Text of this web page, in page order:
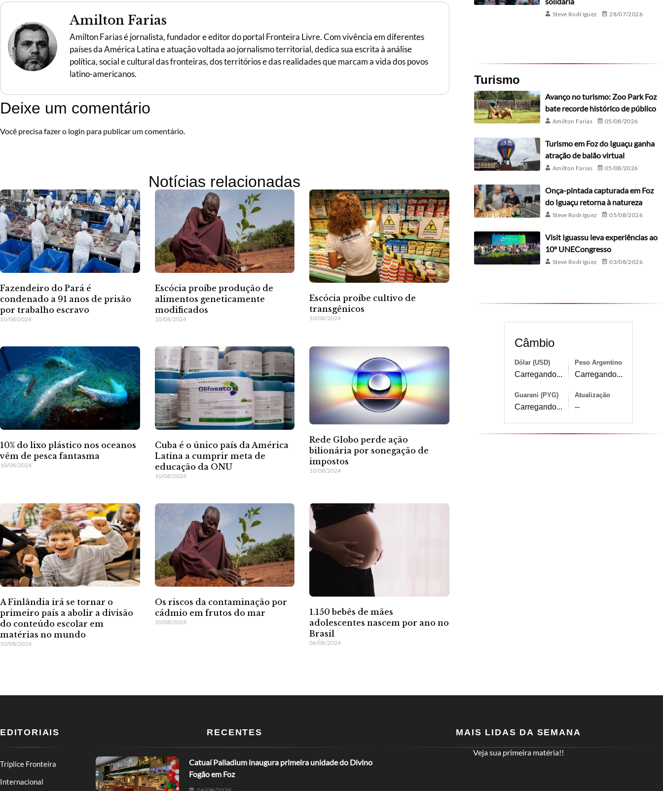
Amilton Farias
Amilton Farias é jornalista, fundador e editor do portal Fronteira Livre. Com vivência em diferentes
países da América Latina e atuação voltada ao jornalismo territorial, dedica sua escrita à análise
política, social e cultural das fronteiras, dos territórios e das realidades que marcam a vida dos povos
latino-americanos.
Deixe um comentário
Você precisa fazer o login para publicar um comentário.
Notícias relacionadas
Fazendeiro do Pará é
condenado a 91 anos de prisão
por trabalho escravo
10/08/2024
Escócia proíbe produção de
alimentos geneticamente
modificados
10/08/2024
Escócia proíbe cultivo de
transgênicos
10/08/2024
10% do lixo plástico nos oceanos
vêm de pesca fantasma
10/08/2024
Cuba é o único país da América
Latina a cumprir meta de
educação da ONU
10/08/2024
Rede Globo perde ação
bilionária por sonegação de
impostos
10/08/2024
A Finlândia irá se tornar o
primeiro país a abolir a divisão
do conteúdo escolar em
matérias no mundo
10/08/2024
Os riscos da contaminação por
cádmio em frutos do mar
10/08/2024
1.150 bebês de mães
adolescentes nascem por ano no
Brasil
06/08/2024
Steve Rodríguez 28/07/2026
Turismo
Avanço no turismo: Zoo Park Foz
bate recorde histórico de público
Amilton Farias 05/08/2026
Turismo em Foz do Iguaçu ganha
atração de balão virtual
Amilton Farias 05/08/2026
Onça-pintada capturada em Foz
do Iguaçu retorna à natureza
Steve Rodríguez 05/08/2026
Visit Iguassu leva experiências ao
10º UNECongresso
Steve Rodríguez 03/08/2026
Câmbio
Dólar (USD)
Carregando...
Peso Argentino
Carregando...
Guarani (PYG)
Carregando...
Atualização
--
EDITORIAIS
Tríplice Fronteira
Internacional
RECENTES
Catuaí Palladium inaugura primeira unidade do Divino
Fogão em Foz
MAIS LIDAS DA SEMANA
Veja sua primeira matéria!!